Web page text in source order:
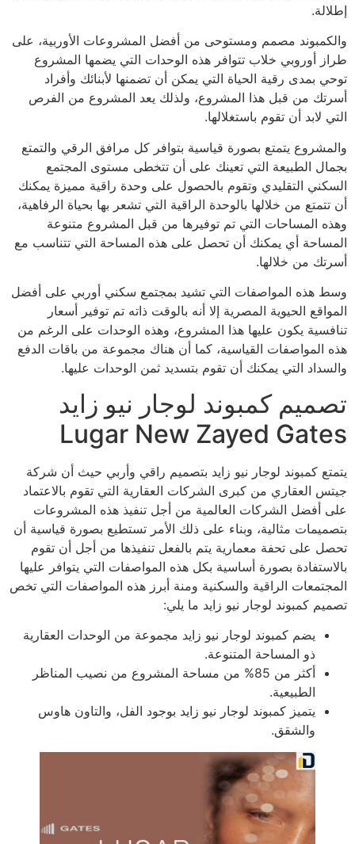
إطلالة.
والكمبوند مصمم ومستوحى من أفضل المشروعات الأوربية، على
طراز أوروبي خلاب تتوافر هذه الوحدات التي يضمها المشروع
توحي بمدى رقية الحياة التي يمكن أن تضمنها لأبنائك وأفراد
أسرتك من قبل هذا المشروع، ولذلك يعد المشروع من الفرص
التي لابد أن تقوم باستغلالها.
والمشروع يتمتع بصورة قياسية بتوافر كل مرافق الرقي والتمتع
بجمال الطبيعة التي تعينك على أن تتخطى مستوى المجتمع
السكني التقليدي وتقوم بالحصول على وحدة راقية مميزة يمكنك
أن تتمتع من خلالها بالوحدة الراقية التي تشعر بها بحياة الرفاهية،
وهذه المساحات التي تم توفيرها من قبل المشروع متنوعة
المساحة أي يمكنك أن تحصل على هذه المساحة التي تتناسب مع
أسرتك من خلالها.
وسط هذه المواصفات التي تشيد بمجتمع سكني أوربي على أفضل
المواقع الحيوية المصرية إلا أنه بالوقت ذاته تم توفير أسعار
تنافسية يكون عليها هذا المشروع، وهذه الوحدات على الرغم من
هذه المواصفات القياسية، كما أن هناك مجموعة من باقات الدفع
والسداد التي يمكنك أن تقوم بتسديد ثمن الوحدات عليها.
تصميم كمبوند لوجار نيو زايد
Lugar New Zayed Gates
يتمتع كمبوند لوجار نيو زايد بتصميم راقي وأربي حيث أن شركة
جيتس العقاري من كبرى الشركات العقارية التي تقوم بالاعتماد
على أفضل الشركات العالمية من أجل تنفيذ هذه المشروعات
بتصميمات مثالية، وبناء على ذلك الأمر تستطيع بصورة قياسية أن
تحصل على تحفة معمارية يتم بالفعل تنفيذها من أجل أن تقوم
بالاستفادة بصورة أساسية بكل هذه المواصفات التي يتوافر عليها
المجتمعات الراقية والسكنية ومنة أبرز هذه المواصفات التي تخص
تصميم كمبوند لوجار نيو زايد ما يلي:
يضم كمبوند لوجار نيو زايد مجموعة من الوحدات العقارية
ذو المساحة المتنوعة.
أكثر من 85% من مساحة المشروع من نصيب المناظر
الطبيعية.
يتميز كمبوند لوجار نيو زايد بوجود الفل، والتاون هاوس
والشقق.